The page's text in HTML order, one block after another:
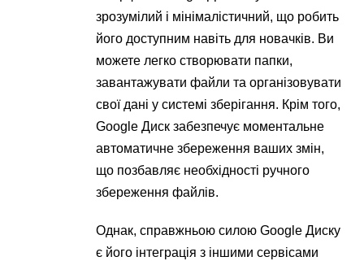
зрозумілий і мінімалістичний, що робить
його доступним навіть для новачків. Ви
можете легко створювати папки,
завантажувати файли та організовувати
свої дані у системі зберігання. Крім того,
Google Диск забезпечує моментальне
автоматичне збереження ваших змін,
що позбавляє необхідності ручного
збереження файлів.
Однак, справжньою силою Google Диску
є його інтеграція з іншими сервісами